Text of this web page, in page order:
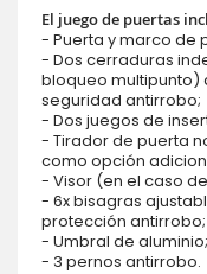
El juego de puertas
- Puerta y marco de
- Dos cerraduras
bloqueo multipunto)
seguridad antirrobo;
- Dos juegos de
- Tirador de puerta
como opción
- Visor (en el caso
- 6x bisagras
protección antirrobo;
- Umbral de aluminio;
- 3 pernos antirrobo.